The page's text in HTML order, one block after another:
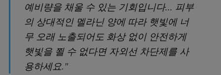
예비량을 채울 수 있는 기회입니다... 피부
의 상대적인 멜라닌 양에 따라 햇빛에 너
무 오래 노출되어도 화상 없이 안전하게
햇빛을 쬘 수 없다면 자외선 차단제를 사
용하세요."